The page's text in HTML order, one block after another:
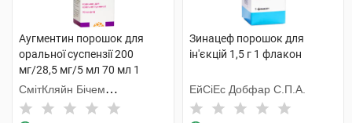
Аугментин порошок для
оральної суспензії 200
мг/28,5 мг/5 мл 70 мл 1
флакон
СмітКляйн Бічем
Фармасьютикалс
Зинацеф порошок для
ін'єкцій 1,5 г 1 флакон
ЕйСіЕс Добфар С.П.А.